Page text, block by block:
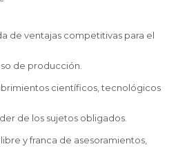
de ventajas competitivas para el
de producción.
científicos, tecnológicos
de los sujetos obligados.
y franca de asesoramientos,